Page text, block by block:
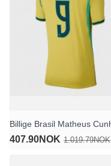
407.90NOK 1.019.79NOK